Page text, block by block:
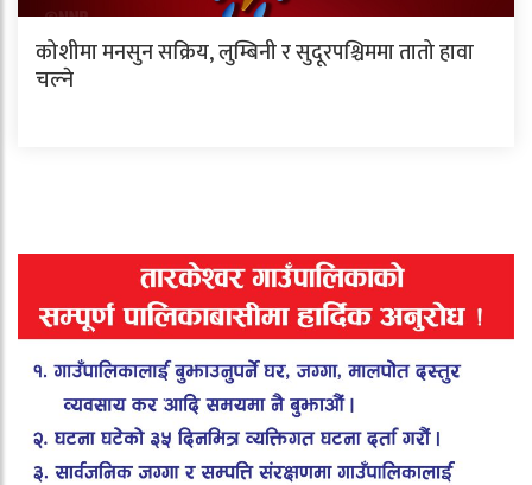
कोशीमा मनसुन सक्रिय, लुम्बिनी र सुदूरपश्चिममा तातो हावा
चल्ने